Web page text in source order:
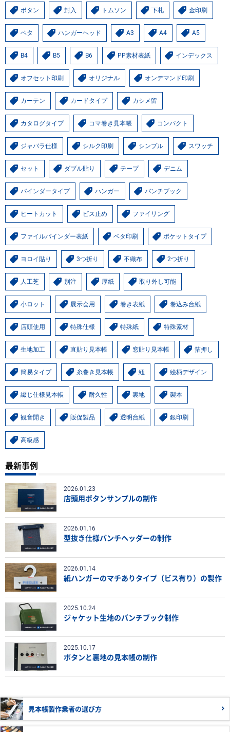
ボタン 封入 トムソン 下札 金印刷
ベタ ハンガーヘッド A3 A4 A5
B4 B5 B6 PP素材表紙 インデックス
オフセット印刷 オリジナル オンデマンド印刷
カーテン カードタイプ カシメ留
カタログタイプ コマ巻き見本帳 コンパクト
ジャバラ仕様 シルク印刷 シンプル スワッチ
セット ダブル貼り テープ デニム
バインダータイプ ハンガー バンチブック
ヒートカット ビス止め ファイリング
ファイルバインダー表紙 ベタ印刷 ポケットタイプ
ヨロイ貼り 3つ折り 不織布 2つ折り
人工芝 別注 厚紙 取り外し可能
小ロット 展示会用 巻き表紙 巻込み台紙
店頭使用 特殊仕様 特殊紙 特殊素材
生地加工 直貼り見本帳 窓貼り見本帳 箔押し
簡易タイプ 糸巻き見本帳 紐 絵柄デザイン
綴じ仕様見本帳 耐久性 裏地 製本
観音開き 販促製品 透明台紙 銀印刷
高級感
最新事例
2026.01.23
店頭用ボタンサンプルの制作
2026.01.16
型抜き仕様バンチヘッダーの制作
2026.01.14
紙ハンガーのマチありタイプ（ビス有り）の製作
2025.10.24
ジャケット生地のバンチブック制作
2025.10.17
ボタンと裏地の見本帳の制作
見本帳製作業者の選び方